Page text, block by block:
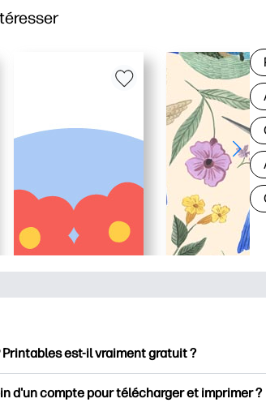
Printables est-il vraiment gratuit ?
d'un compte pour télécharger et imprimer ?